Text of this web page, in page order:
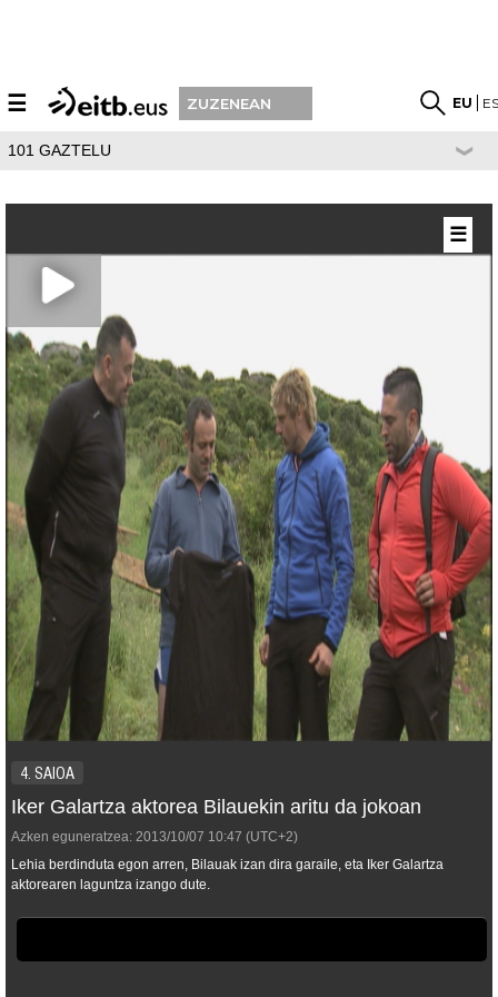
☰ ZUZENEAN EU
101 GAZTELU
4. SAIOA
Iker Galartza aktorea Bilauekin aritu da jokoan
Azken eguneratzea: 2013/10/07 10:47 (UTC+2)
Lehia berdinduta egon arren, Bilauak izan dira garaile, eta Iker Galartza
aktorearen laguntza izango dute.
☰